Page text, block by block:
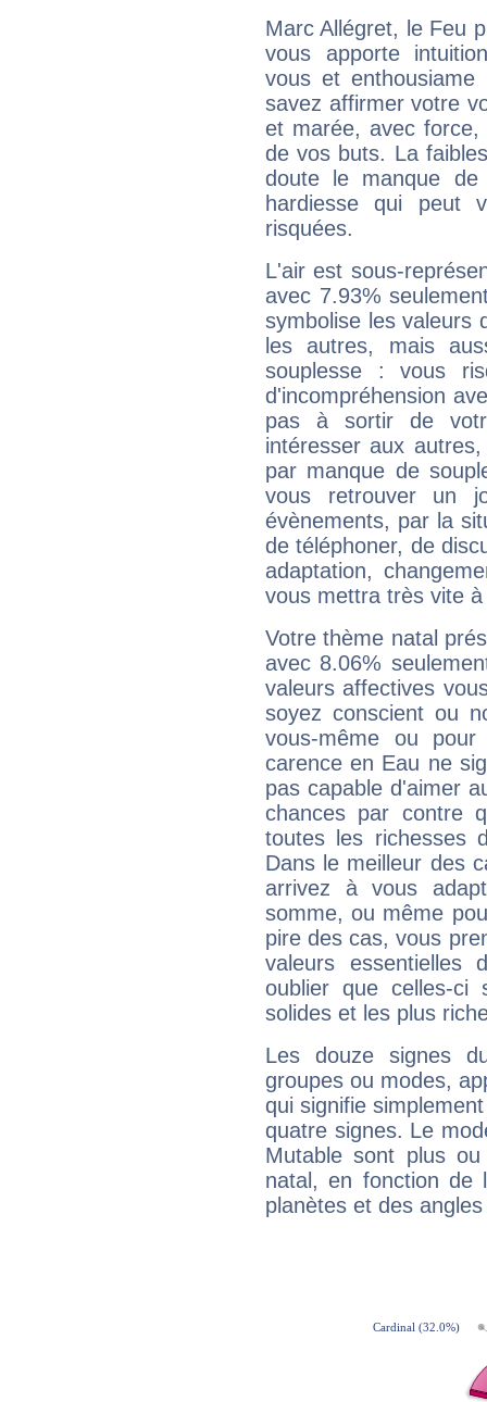
Marc Allégret, le Feu
vous apporte
vous et
savez affirmer votre
et marée, avec
de vos buts. La
doute le manque
hardiesse qui peut
risquées.
L'air est sous-
avec 7.93%
symbolise les valeurs
les autres, mais
souplesse : vous
d'incompréhension
pas à sortir de
intéresser aux
par manque de
vous retrouver un
évènements, par la
de téléphoner, de
adaptation,
vous mettra très vite
Votre thème natal
avec 8.06%
valeurs affectives
soyez conscient ou
vous-même ou
carence en Eau ne
pas capable d'aimer
chances par contre
toutes les richesses
Dans le meilleur des
arrivez à vous
somme, ou même
pire des cas, vous
valeurs
oublier que celles-
solides et les plus
Les douze signes
groupes ou modes,
qui signifie
quatre signes. Le
Mutable sont plus
natal, en fonction de
planètes et des